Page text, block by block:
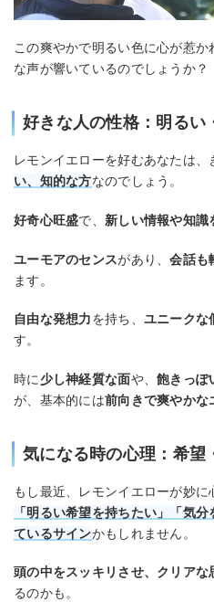
この爽やかで明るい色に心が惹
な声が響いているのでしょうか？
好きな人の性格：明るい
レモンイエローを好むあなたは、
い、知的な方なのでしょう。
好奇心旺盛で、 新しい情報や知識
ユーモアのセンスがあり、会話も
ます。
自由な発想力を持ち、 ユニークな
す。
時に 少し神経質な面や、飽きっぽ
が、基本的には前向きで爽やかな
気になる時の心理：希望
もし最近、レモンイエローが妙
「明るい希望を持ちたい」「気
ているサインかもしれません。
頭の中をスッキリさせ、クリアな
るのかも。